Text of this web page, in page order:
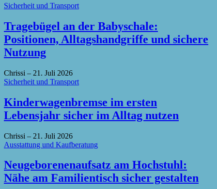
Sicherheit und Transport
Tragebügel an der Babyschale:
Positionen, Alltagshandgriffe und sichere
Nutzung
Chrissi – 21. Juli 2026
Sicherheit und Transport
Kinderwagenbremse im ersten
Lebensjahr sicher im Alltag nutzen
Chrissi – 21. Juli 2026
Ausstattung und Kaufberatung
Neugeborenenaufsatz am Hochstuhl:
Nähe am Familientisch sicher gestalten